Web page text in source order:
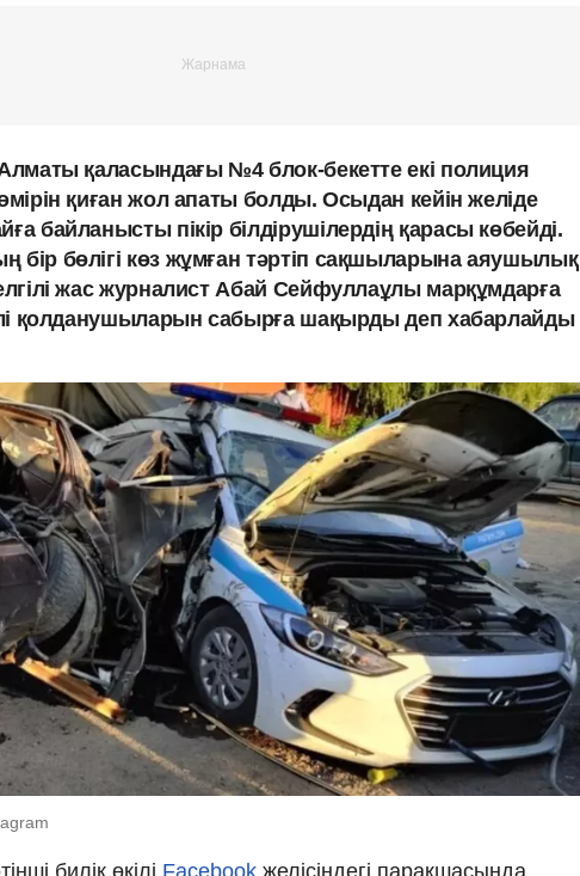
қаласындағы №4 блок-бекетте екі полиция
қиған жол апаты болды. Осыдан кейін желіде
байланысты пікір білдірушілердің қарасы көбейді.
бір бөлігі көз жұмған тәртіп сақшыларына аяушылық
жас журналист Абай Сейфуллаұлы марқұмдарға
қолданушыларын сабырға шақырды деп хабарлайды